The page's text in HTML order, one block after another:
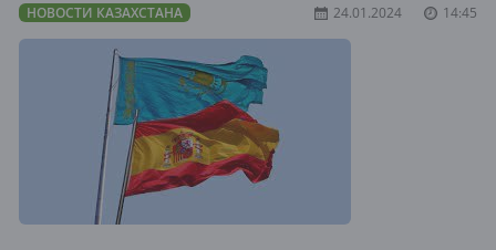
НОВОСТИ КАЗАХСТАНА 24.01.2024 14:45